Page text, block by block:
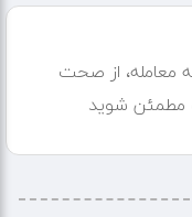
معامله، از صحت
مطمئن شوید